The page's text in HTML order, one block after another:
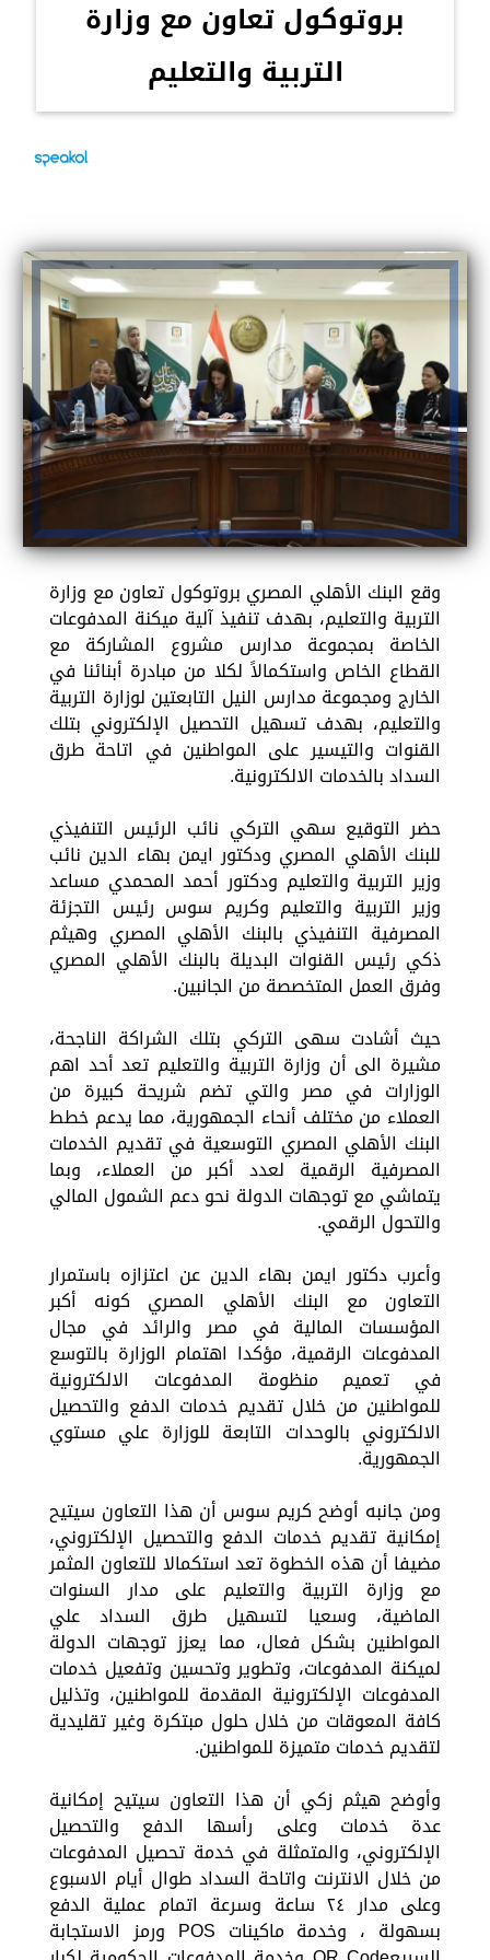
بروتوكول تعاون مع وزارة
التربية والتعليم
وقع البنك الأهلي المصري بروتوكول تعاون مع وزارة
التربية والتعليم، بهدف تنفيذ آلية ميكنة المدفوعات
الخاصة بمجموعة مدارس مشروع المشاركة مع
القطاع الخاص واستكمالاً لكلا من مبادرة أبنائنا في
الخارج ومجموعة مدارس النيل التابعتين لوزارة التربية
والتعليم، بهدف تسهيل التحصيل الإلكتروني بتلك
القنوات والتيسير على المواطنين في اتاحة طرق
السداد بالخدمات الالكترونية.
حضر التوقيع سهي التركي نائب الرئيس التنفيذي
للبنك الأهلي المصري ودكتور ايمن بهاء الدين نائب
وزير التربية والتعليم ودكتور أحمد المحمدي مساعد
وزير التربية والتعليم وكريم سوس رئيس التجزئة
المصرفية التنفيذي بالبنك الأهلي المصري وهيثم
ذكي رئيس القنوات البديلة بالبنك الأهلي المصري
وفرق العمل المتخصصة من الجانبين.
حيث أشادت سهى التركي بتلك الشراكة الناجحة،
مشيرة الى أن وزارة التربية والتعليم تعد أحد اهم
الوزارات في مصر والتي تضم شريحة كبيرة من
العملاء من مختلف أنحاء الجمهورية، مما يدعم خطط
البنك الأهلي المصري التوسعية في تقديم الخدمات
المصرفية الرقمية لعدد أكبر من العملاء، وبما
يتماشي مع توجهات الدولة نحو دعم الشمول المالي
والتحول الرقمي.
وأعرب دكتور ايمن بهاء الدين عن اعتزازه باستمرار
التعاون مع البنك الأهلي المصري كونه أكبر
المؤسسات المالية في مصر والرائد في مجال
المدفوعات الرقمية، مؤكدا اهتمام الوزارة بالتوسع
في تعميم منظومة المدفوعات الالكترونية
للمواطنين من خلال تقديم خدمات الدفع والتحصيل
الالكتروني بالوحدات التابعة للوزارة علي مستوي
الجمهورية.
ومن جانبه أوضح كريم سوس أن هذا التعاون سيتيح
إمكانية تقديم خدمات الدفع والتحصيل الإلكتروني،
مضيفا أن هذه الخطوة تعد استكمالا للتعاون المثمر
مع وزارة التربية والتعليم على مدار السنوات
الماضية، وسعيا لتسهيل طرق السداد علي
المواطنين بشكل فعال، مما يعزز توجهات الدولة
لميكنة المدفوعات، وتطوير وتحسين وتفعيل خدمات
المدفوعات الإلكترونية المقدمة للمواطنين، وتذليل
كافة المعوقات من خلال حلول مبتكرة وغير تقليدية
لتقديم خدمات متميزة للمواطنين.
وأوضح هيثم زكي أن هذا التعاون سيتيح إمكانية
عدة خدمات وعلى رأسها الدفع والتحصيل
الإلكتروني، والمتمثلة في خدمة تحصيل المدفوعات
من خلال الانترنت واتاحة السداد طوال أيام الاسبوع
وعلى مدار ٢٤ ساعة وسرعة اتمام عملية الدفع
بسهولة ، وخدمة ماكينات POS ورمز الاستجابة